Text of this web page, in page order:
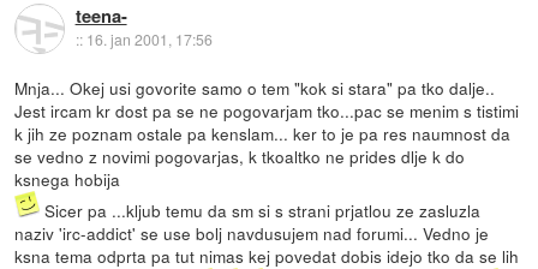
teena-
:: 16. jan 2001, 17:56
Mnja... Okej usi govorite samo o tem "kok si stara" pa tko dalje..
Jest ircam kr dost pa se ne pogovarjam tko...pac se menim s tistimi
k jih ze poznam ostale pa kenslam... ker to je pa res naumnost da
se vedno z novimi pogovarjas, k tkoaltko ne prides dlje k do
ksnega hobija
Sicer pa ...kljub temu da sm si s strani prjatlou ze zasluzla
naziv 'irc-addict' se use bolj navdusujem nad forumi... Vedno je
ksna tema odprta pa tut nimas kej povedat dobis idejo tko da se lih